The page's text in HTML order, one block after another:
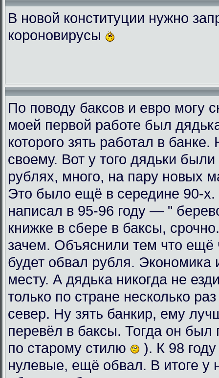
В новой конституции нужно
короновирусы
По поводу баксов и евро могу
моей первой работе был
которого зять работал в
своему. Вот у того дядьки
рублях, много, на пару новых
Это было ещё в середине 90-х.
написал в 95-96 году — "
книжке в сбере в баксы,
зачем. Объяснили тем что ещё
будет обвал рубля. Экономика
месту. А дядька никогда не
только по стране несколько
север. Ну зять банкир, ему
перевёл в баксы. Тогда он был
по старому стилю
). К 98
нулевые, ещё обвал. В итоге у